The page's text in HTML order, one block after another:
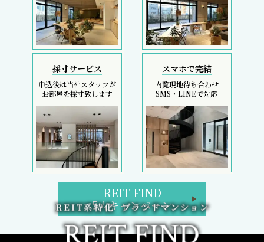
採寸サービス
申込後は当社スタッフが
お部屋を採寸致します
スマホで完結
内覧現地待ち合わせ
SMS・LINEで対応
REIT FIND
5大キャンペーン